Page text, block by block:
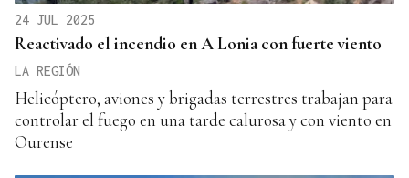
24 JUL 2025
Reactivado el incendio en A Lonia con fuerte viento
LA REGIÓN
Helicóptero, aviones y brigadas terrestres trabajan para
controlar el fuego en una tarde calurosa y con viento en
Ourense